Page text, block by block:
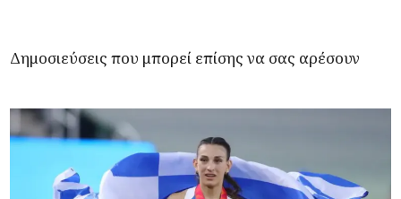
Δημοσιεύσεις που μπορεί επίσης να σας αρέσουν